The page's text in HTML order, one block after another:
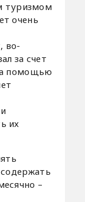
туризмом
очень
во-
за счет
помощью
их
–